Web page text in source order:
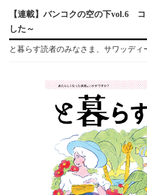
【連載】バンコクの空の下vol.6
した～
と暮らす読者のみなさま、サワッデ